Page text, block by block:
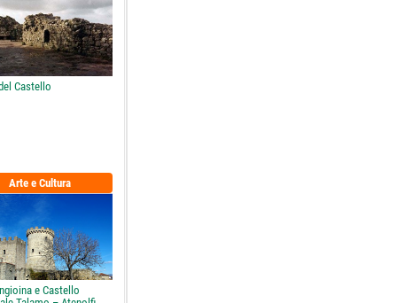
Castello
Arte e Cultura
e Castello